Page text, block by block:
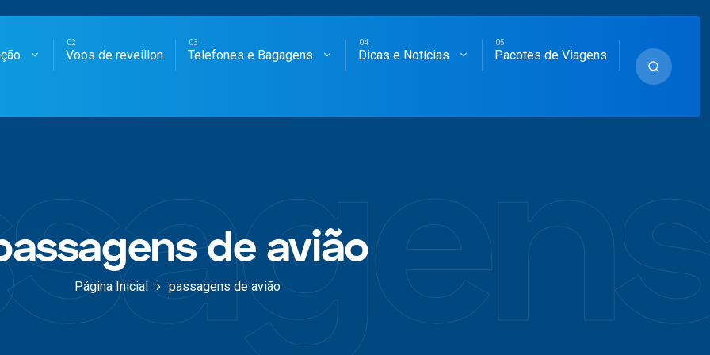
AÉREAS
Voos de reveillon Telefones e Bagagens Dicas e Notícias Pacotes de Viagens
de avião
Página Inicial passagens de avião